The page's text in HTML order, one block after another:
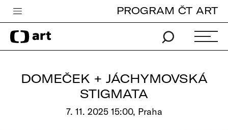
Česká televize
Zpravodajství
PROGRAM ČT ART
DOMEČEK + JÁCHYMOVSKÁ
STIGMATA
7. 11. 2025 15:00, Praha